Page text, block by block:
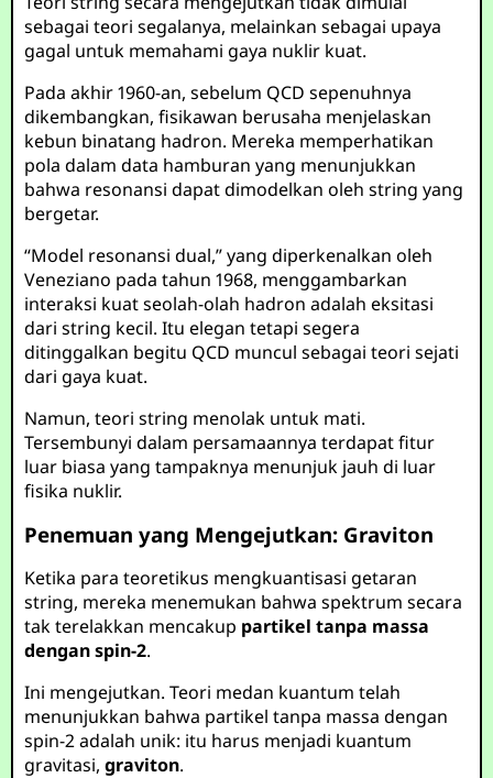
sebagai teori segalanya, melainkan sebagai upaya
gagal untuk memahami gaya nuklir kuat.
Pada akhir 1960-an, sebelum QCD sepenuhnya
dikembangkan, fisikawan berusaha menjelaskan
kebun binatang hadron. Mereka memperhatikan
pola dalam data hamburan yang menunjukkan
bahwa resonansi dapat dimodelkan oleh string yang
bergetar.
“Model resonansi dual,” yang diperkenalkan oleh
Veneziano pada tahun 1968, menggambarkan
interaksi kuat seolah-olah hadron adalah eksitasi
dari string kecil. Itu elegan tetapi segera
ditinggalkan begitu QCD muncul sebagai teori sejati
dari gaya kuat.
Namun, teori string menolak untuk mati.
Tersembunyi dalam persamaannya terdapat fitur
luar biasa yang tampaknya menunjuk jauh di luar
fisika nuklir.
Penemuan yang Mengejutkan: Graviton
Ketika para teoretikus mengkuantisasi getaran
string, mereka menemukan bahwa spektrum secara
tak terelakkan mencakup partikel tanpa massa
dengan spin-2.
Ini mengejutkan. Teori medan kuantum telah
menunjukkan bahwa partikel tanpa massa dengan
spin-2 adalah unik: itu harus menjadi kuantum
gravitasi,graviton.